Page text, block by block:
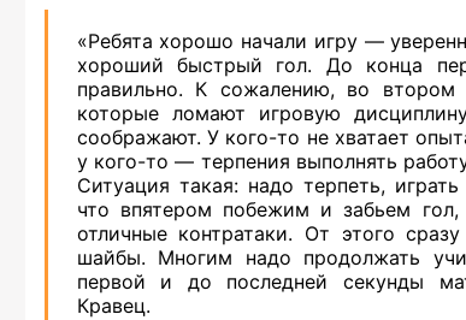
«Ребята хорошо начали игру —
хороший быстрый гол. До конца
правильно. К сожалению, во втором
которые ломают игровую
соображают. У кого-то не хватает
у кого-то — терпения выполнять
Ситуация такая: надо терпеть,
что впятером побежим и забьем гол,
отличные контратаки. От этого
шайбы. Многим надо продолжать
первой и до последней секунды
Кравец.